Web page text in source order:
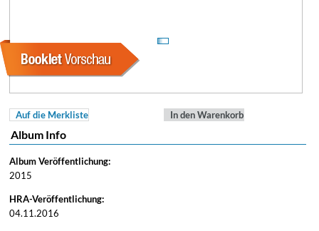
Auf die Merkliste In den Warenkorb
Album Info
Album Veröffentlichung:
2015
HRA-Veröffentlichung:
04.11.2016